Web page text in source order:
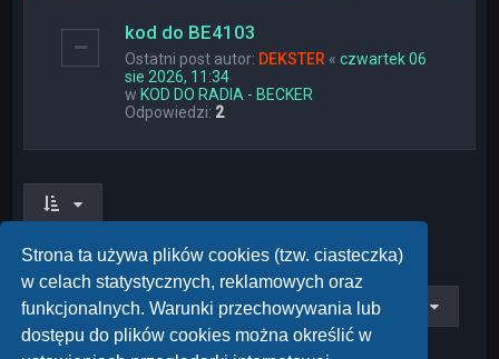
Strona ta używa plików cookies (tzw. ciasteczka)
w celach statystycznych, reklamowych oraz
funkcjonalnych. Warunki przechowywania lub
dostępu do plików cookies można określić w
kod do BE4103
Ostatni post autor: DEKSTER «czwartek 06
sie 2026, 11:34
w KOD DO RADIA - BECKER
Odpowiedzi: 2
Przejdź do